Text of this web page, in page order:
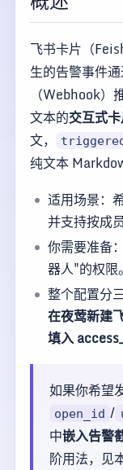
飞书卡片（
生的告警事件
（Webhook）
文本的交互式
文，
纯文本
适用场景：
并支持按成
你需要准备
器人"的权限。
整个配置分三
在夜莺新建
填入
如果你希望
open_id /
中嵌入告警
阶用法，见